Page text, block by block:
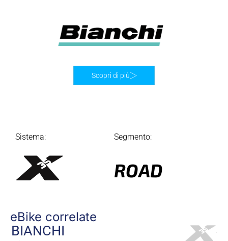
Sistema: Segmento:
ROAD
Scopri di più
eBike correlate
BIANCHI